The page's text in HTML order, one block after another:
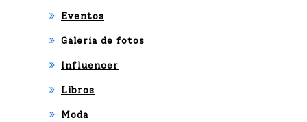
Eventos
Galeria de fotos
Influencer
Libros
Moda